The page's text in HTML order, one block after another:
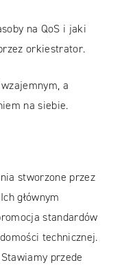
na QoS i jaki
orkiestrator.
a
na siebie.
stworzone przez
głównym
standardów
technicznej.
przede